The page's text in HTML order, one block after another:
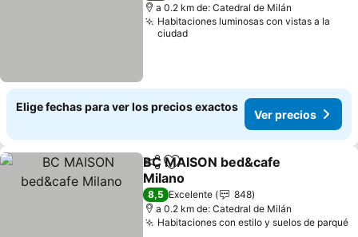
a 0.2 km de: Catedral de Milán
Habitaciones luminosas con vistas a la
ciudad
Elige fechas para ver los precios exactos
Ver precios
CompartirAgregar a favoritos
BC MAISON bed&cafe
Milano
Ver precios
8,5 Excelente
848
a 0.2 km de: Catedral de Milán
Habitaciones con estilo y suelos de parqué